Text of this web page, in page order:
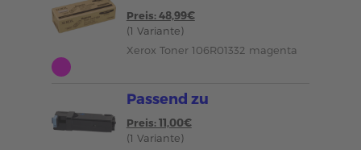
Preis: 48,99€
(1 Variante)
Xerox Toner 106R01332 magenta
Passend zu
Preis: 11,00€
(1 Variante)